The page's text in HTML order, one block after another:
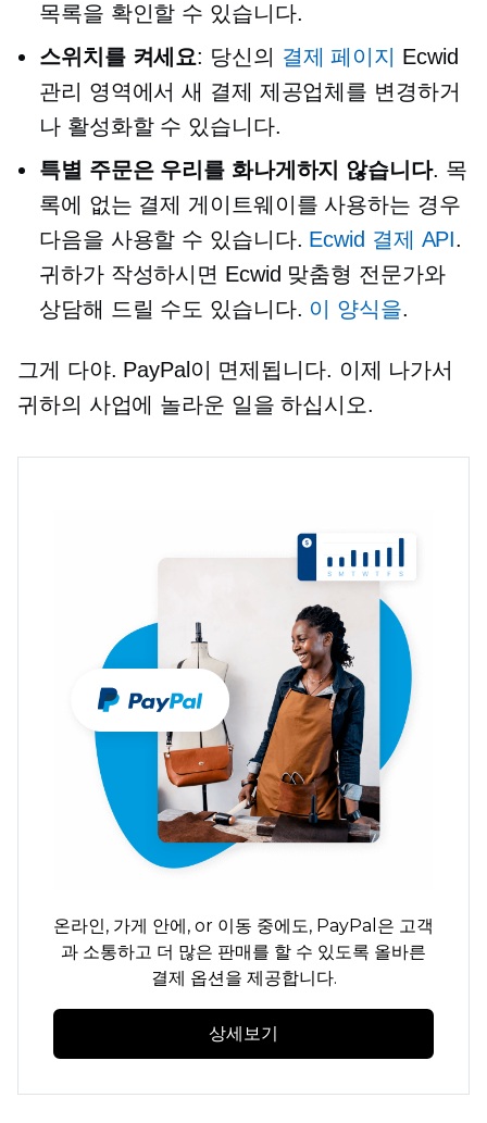
목록을 확인할 수 있습니다.
스위치를 켜세요: 당신의 결제 페이지
Ecwid
관리 영역에서 새 결제 제공업체를 변경하거
나 활성화할 수 있습니다.
특별 주문은 우리를 화나게하지 않습니다. 목
록에 없는 결제 게이트웨이를 사용하는 경우
다음을 사용할 수 있습니다. Ecwid 결제 API.
귀하가 작성하시면 Ecwid 맞춤형 전문가와
상담해 드릴 수도 있습니다. 이 양식을.
그게 다야. PayPal이 면제됩니다. 이제 나가서
귀하의 사업에 놀라운 일을 하십시오.
온라인, 가게 안에, or 이동 중에도, PayPal은 고객
과 소통하고 더 많은 판매를 할 수 있도록 올바른
결제 옵션을 제공합니다.
상세보기